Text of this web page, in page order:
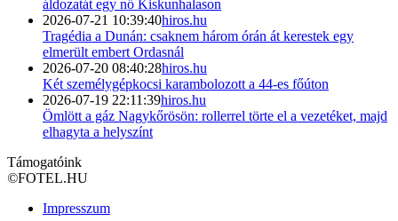
áldozatát egy nő Kiskunhalason
2026-07-21 10:39:40hiros.hu
Tragédia a Dunán: csaknem három órán át kerestek egy
elmerült embert Ordasnál
2026-07-20 08:40:28hiros.hu
Két személygépkocsi karambolozott a 44-es főúton
2026-07-19 22:11:39hiros.hu
Ömlött a gáz Nagykőrösön: rollerrel törte el a vezetéket, majd
elhagyta a helyszínt
Támogatóink
©FOTEL.HU
Impresszum